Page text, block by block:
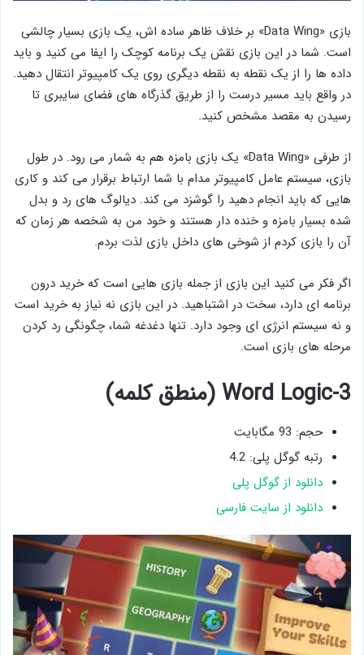
بازی «Data Wing» بر خلاف ظاهر ساده اش، یک بازی بسیار چالشی
است. شما در این بازی نقش یک برنامه کوچک را ایفا می کنید و باید
داده ها را از یک نقطه به نقطه دیگری روی یک کامپیوتر انتقال دهید.
در واقع باید مسیر درست را از طریق گذرگاه های فضای سایبری تا
رسیدن به مقصد مشخص کنید.
از طرفی «Data Wing» یک بازی بامزه هم به شمار می رود. در طول
بازی، سیستم عامل کامپیوتر مدام با شما ارتباط برقرار می کند و کاری
هایی که باید انجام دهید را گوشزد می کند. دیالوگ های رد و بدل
شده بسیار بامزه و خنده دار هستند و خود من به شخصه هر زمان که
آن را بازی کردم از شوخی های داخل بازی لذت بردم.
اگر فکر می کنید این بازی از جمله بازی هایی است که خرید درون
برنامه ای دارد، سخت در اشتباهید. در این بازی نه نیاز به خرید است
و نه سیستم انرژی ای وجود دارد. تنها دغدغه شما، چگونگی رد کردن
مرحله های بازی است.
3-Word Logic (منطق کلمه)
حجم: 93 مگابایت
رتبه گوگل پلی: 4.2
دانلود از گوگل پلی
دانلود از سایت فارسی